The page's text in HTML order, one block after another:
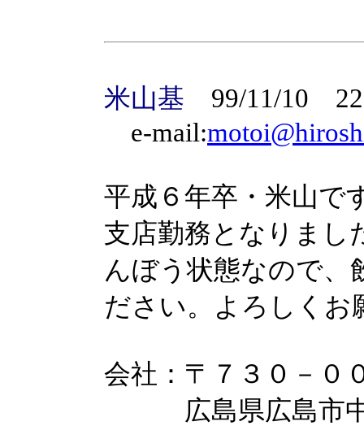
米山基 99/11/10
e-mail:
平成６年卒・米山で
支店勤務となりまし
んぼう状態なので、
ださい。よろしくお
会社：〒７３０－０
広島県広島市中